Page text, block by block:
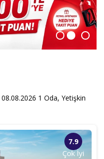
Tarihi
1 Oda, Yetişkin
7.9
Çok İyi